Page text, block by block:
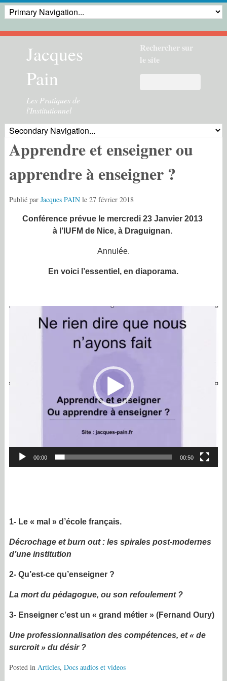
Jacques
Pain
Les Pratiques de
l'Institutionnel
Rechercher sur
le site
Apprendre et enseigner ou
apprendre à enseigner ?
Publié par Jacques PAINle 27 février 2018
Conférence prévue le mercredi 23 Janvier 2013
à l’IUFM de Nice, à Draguignan.
Annulée.
En voici l’essentiel, en diaporama.
00:00 00:50
1- Le « mal » d’école français.
Décrochage et burn out : les spirales post-modernes
d’une institution
2- Qu’est-ce qu’enseigner ?
La mort du pédagogue, ou son refoulement ?
3- Enseigner c’est un « grand métier » (Fernand Oury)
Une professionnalisation des compétences, et « de
surcroit » du désir ?
Posted in Articles, Docs audios et videos